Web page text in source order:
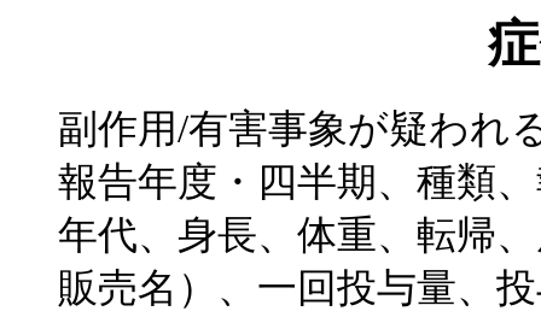
副作用/有害事象が疑われ
報告年度・四半期、種類
年代、身長、体重、転帰
販売名）、一回投与量、